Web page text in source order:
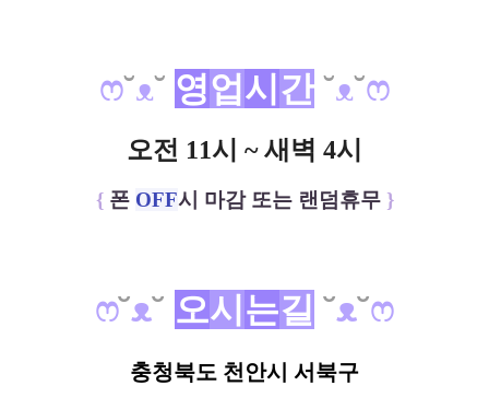
ෆ˘ᴥ˘ 영업시간 ˘ᴥ˘ෆ
오전 11시 ~ 새벽 4시
{폰 OFF시 마감 또는 랜덤휴무 }
ෆ˘ᴥ˘ 오시 는길 ˘ᴥ˘ෆ
충청북도 천안시 서북구